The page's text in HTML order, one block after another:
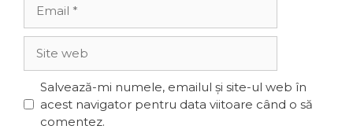
web
Salvează-mi numele, emailul și site-ul web în
acest navigator pentru data viitoare când o să
comentez.